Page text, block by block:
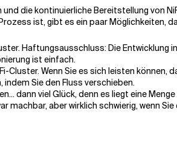
die kontinuierliche Bereitstellung von
ist, gibt es ein paar Möglichkeiten,
Haftungsausschluss: Die
ist einfach.
Cluster. Wenn Sie es sich leisten
Sie den Fluss verschieben.
dann viel Glück, denn es liegt eine
machbar, aber wirklich schwierig, wenn